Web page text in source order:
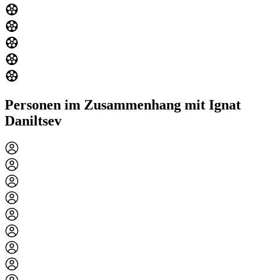
Personen im Zusammenhang mit Ignat
Daniltsev